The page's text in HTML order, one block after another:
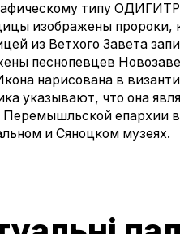
типу
изображены
из Ветхого Завета
песнопевцев
нарисована в
указывают, что она
епархии
и Сяноцком музеях.